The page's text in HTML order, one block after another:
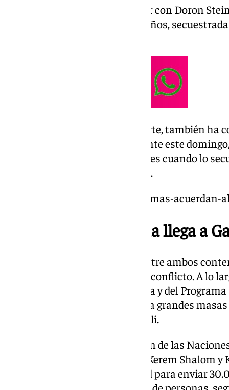
liberaciones van a corresponder con Doron
de 31 años; Romi Gonen, de 24 años,
El Gobierno de Israel, por su parte, también ha
90 prisioneros palestinos durante este
apenas contaba con nueve meses cuando lo
años, llamado Shlomo Mantzur.
https://www.101tv.es/israel-hamas-acuerdan-
La ayuda humanitaria llega a
Este intercambio de rehenes entre ambos
fase del pacto para la pausa del conflicto. A lo
camiones de ayuda humanitaria y del
adentrado en Gaza para asistir a grandes
escasez a causa del asedio israelí.
Según ha informado esta misión de las
salido desde Egipto a través de Kerem Shalom
operativo cuenta con capacidad para enviar